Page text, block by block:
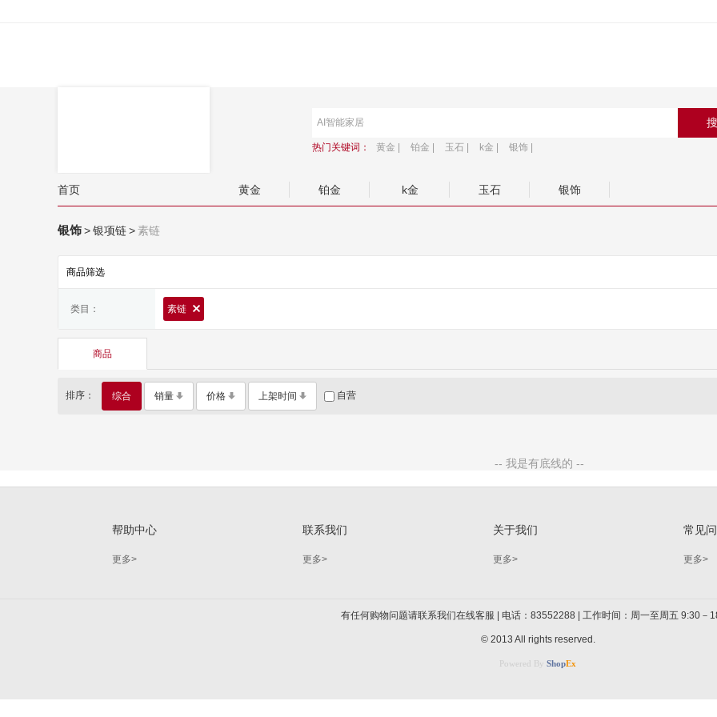
热门关键词： 黄金 | 铂金 | 玉石 | k金 | 银饰 |
首页 黄金 铂金 k金 玉石 银饰
银饰>银项链>素链
商品筛选
类目： 素链
商品
排序： 综合 销量 价格 上架时间 自营
帮助中心
更多>
联系我们
更多>
关于我们
更多>
常见
更多>
有任何购物问题请联系我们在线客服 | 电话：83552288 | 工作时间：周一至周五 9:30－
© 2013 All rights reserved.
Powered By ShopEx